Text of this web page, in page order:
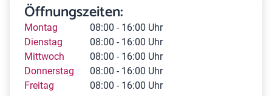
Öffnungszeiten:
Montag
08:00 - 16:00 Uhr
Dienstag
08:00 - 16:00 Uhr
Mittwoch
08:00 - 16:00 Uhr
Donnerstag
08:00 - 16:00 Uhr
Freitag
08:00 - 16:00 Uhr